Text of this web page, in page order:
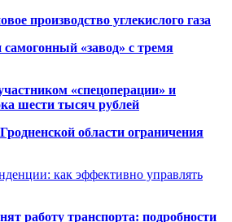
производство углекислого газа
«завод» с тремя
«спецоперации» и
шести тысяч рублей
области ограничения
как эффективно управлять
работу транспорта: подробности